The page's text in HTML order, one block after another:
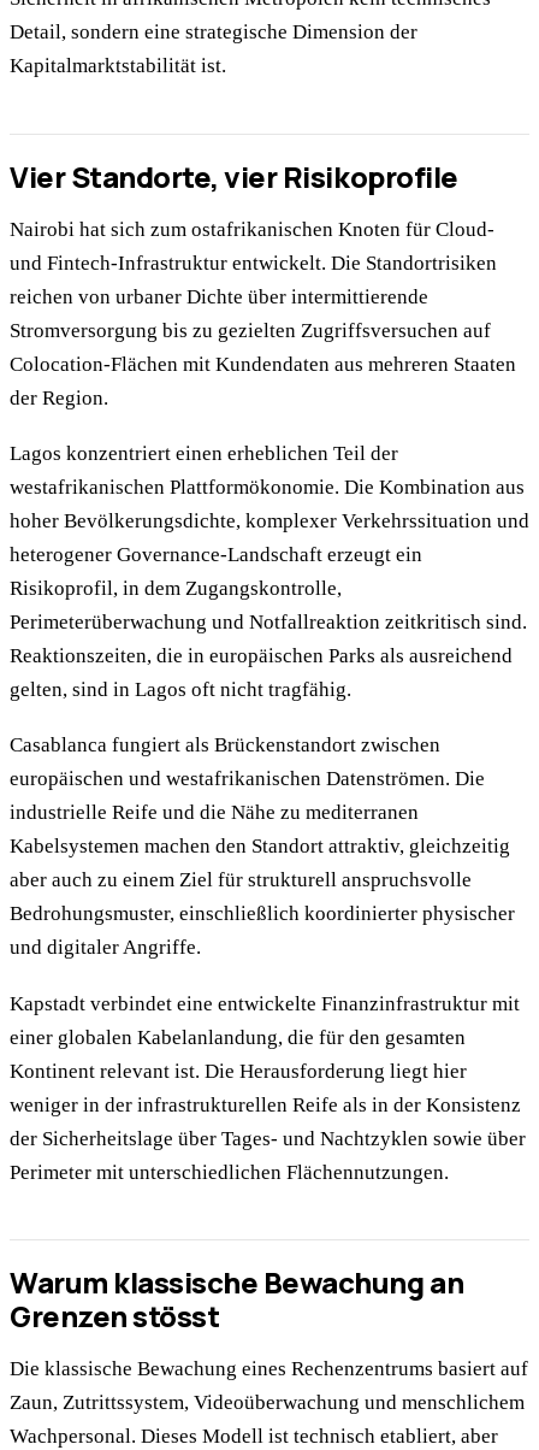
Detail, sondern eine strategische Dimension der
Kapitalmarktstabilität ist.
Vier Standorte, vier Risikoprofile
Nairobi hat sich zum ostafrikanischen Knoten für Cloud-
und Fintech-Infrastruktur entwickelt. Die Standortrisiken
reichen von urbaner Dichte über intermittierende
Stromversorgung bis zu gezielten Zugriffsversuchen auf
Colocation-Flächen mit Kundendaten aus mehreren Staaten
der Region.
Lagos konzentriert einen erheblichen Teil der
westafrikanischen Plattformökonomie. Die Kombination aus
hoher Bevölkerungsdichte, komplexer Verkehrssituation und
heterogener Governance-Landschaft erzeugt ein
Risikoprofil, in dem Zugangskontrolle,
Perimeterüberwachung und Notfallreaktion zeitkritisch sind.
Reaktionszeiten, die in europäischen Parks als ausreichend
gelten, sind in Lagos oft nicht tragfähig.
Casablanca fungiert als Brückenstandort zwischen
europäischen und westafrikanischen Datenströmen. Die
industrielle Reife und die Nähe zu mediterranen
Kabelsystemen machen den Standort attraktiv, gleichzeitig
aber auch zu einem Ziel für strukturell anspruchsvolle
Bedrohungsmuster, einschließlich koordinierter physischer
und digitaler Angriffe.
Kapstadt verbindet eine entwickelte Finanzinfrastruktur mit
einer globalen Kabelanlandung, die für den gesamten
Kontinent relevant ist. Die Herausforderung liegt hier
weniger in der infrastrukturellen Reife als in der Konsistenz
der Sicherheitslage über Tages- und Nachtzyklen sowie über
Perimeter mit unterschiedlichen Flächennutzungen.
Warum klassische Bewachung an
Grenzen stösst
Die klassische Bewachung eines Rechenzentrums basiert auf
Zaun, Zutrittssystem, Videoüberwachung und menschlichem
Wachpersonal. Dieses Modell ist technisch etabliert, aber